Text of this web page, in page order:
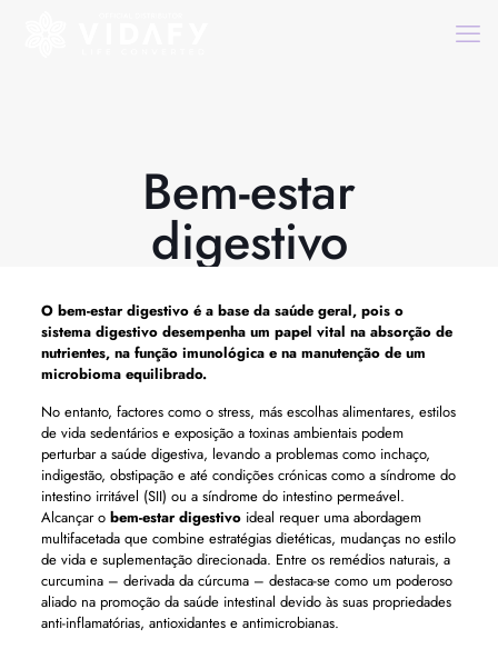
Bem-estar
digestivo
O bem-estar digestivoé a base da saúde geral, pois o
sistema digestivo desempenha um papel vital na absorção de
nutrientes, na função imunológica e na manutenção de um
microbioma equilibrado.
No entanto, factores como o stress, más escolhas alimentares, estilos
de vida sedentários e exposição a toxinas ambientais podem
perturbar a saúde digestiva, levando a problemas como inchaço,
indigestão, obstipação e até condições crónicas como a síndrome do
intestino irritável (SII) ou a síndrome do intestino permeável.
Alcançar o bem-estar digestivoideal requer uma abordagem
multifacetada que combine estratégias dietéticas, mudanças no estilo
de vida e suplementação direcionada. Entre os remédios naturais, a
curcumina – derivada da cúrcuma – destaca-se como um poderoso
aliado na promoção da saúde intestinal devido às suas propriedades
anti-inflamatórias, antioxidantes e antimicrobianas.